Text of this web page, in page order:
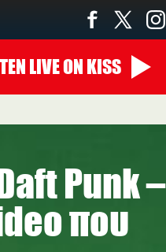
LIVEON KISS
Punk –
που